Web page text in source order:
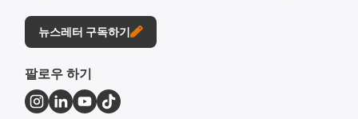
뉴스레터 구독하기
팔로우 하기